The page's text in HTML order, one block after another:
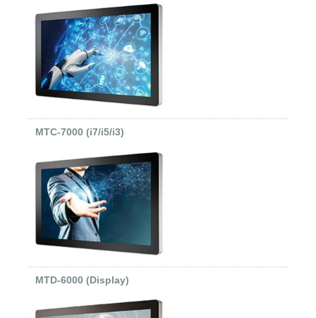
MTC-7000 (i7/i5/i3)
MTD-6000 (Display)